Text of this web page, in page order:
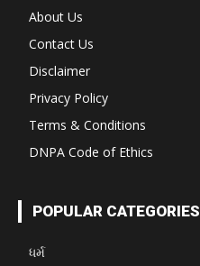
About Us
Contact Us
Disclaimer
Privacy Policy
Terms & Conditions
DNPA Code of Ethics
POPULAR CATEGORIES
ધર્મ